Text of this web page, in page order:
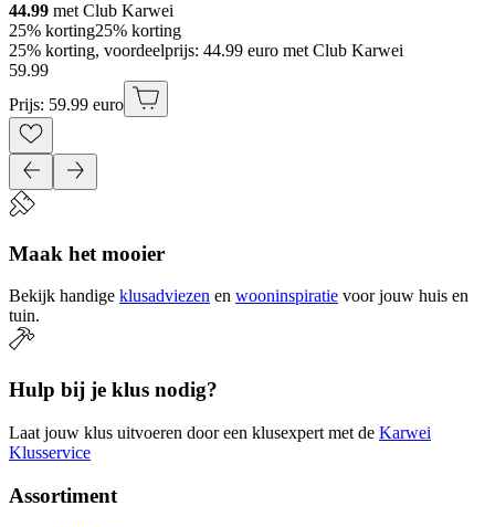
44.99 met Club Karwei
25% korting25% korting
25% korting, voordeelprijs: 44.99 euro met Club Karwei
59.99
Prijs: 59.99 euro
Maak het mooier
Bekijk handige klusadviezen en wooninspiratie voor jouw huis en
tuin.
Hulp bij je klus nodig?
Laat jouw klus uitvoeren door een klusexpert met de Karwei
Klusservice
Assortiment